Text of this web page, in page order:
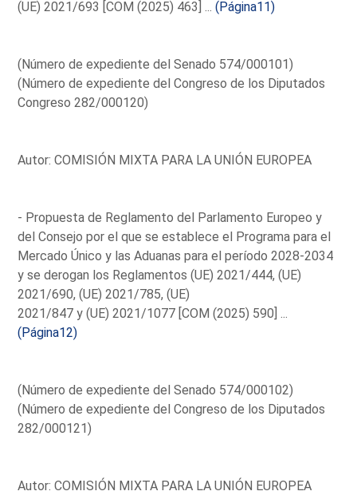
(UE) 2021/693 [COM (2025) 463] ...(Página11)
(Número de expediente del Senado 574/000101)
(Número de expediente del Congreso de los Diputados
Congreso 282/000120)
Autor: COMISIÓN MIXTA PARA LA UNIÓN EUROPEA
- Propuesta de Reglamento del Parlamento Europeo y
del Consejo por el que se establece el Programa para el
Mercado Único y las Aduanas para el período 2028-2034
y se derogan los Reglamentos (UE) 2021/444, (UE)
2021/690, (UE) 2021/785, (UE)
2021/847 y (UE) 2021/1077 [COM (2025) 590] ...
(Página12)
(Número de expediente del Senado 574/000102)
(Número de expediente del Congreso de los Diputados
282/000121)
Autor: COMISIÓN MIXTA PARA LA UNIÓN EUROPEA